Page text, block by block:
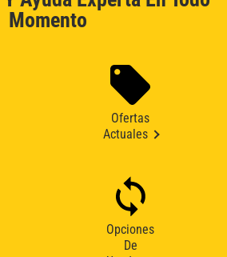
Momento
Ofertas
Actuales
Opciones
De